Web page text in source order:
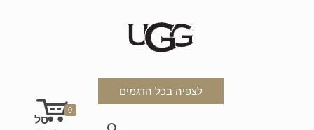
לצפיה בכל הדגמים
0